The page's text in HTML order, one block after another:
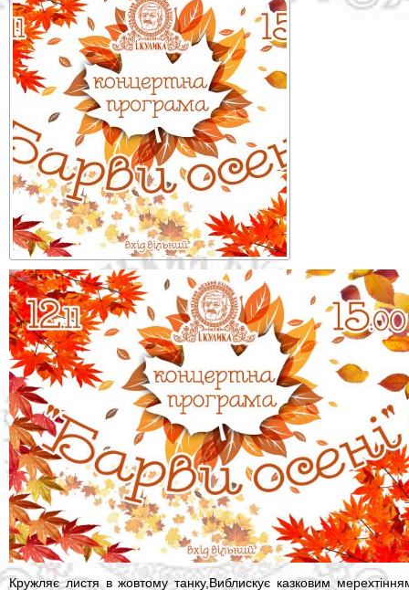
Кружляє листя в жовтому танку,Виблискує казковим